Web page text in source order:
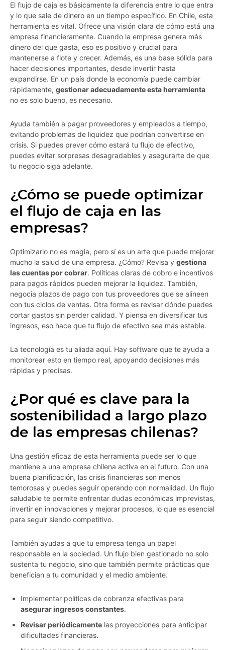
El flujo de caja es básicamente la diferencia entre lo que entra
y lo que sale de dinero en un tiempo específico. En Chile, esta
herramienta es vital. Ofrece una visión clara de cómo está una
empresa financieramente. Cuando la empresa genera más
dinero del que gasta, eso es positivo y crucial para
mantenerse a flote y crecer. Además, es una base sólida para
hacer decisiones importantes, desde invertir hasta
expandirse. En un país donde la economía puede cambiar
rápidamente, gestionar adecuadamente esta herramienta
no es solo bueno, es necesario.
Ayuda también a pagar proveedores y empleados a tiempo,
evitando problemas de liquidez que podrían convertirse en
crisis. Si puedes prever cómo estará tu flujo de efectivo,
puedes evitar sorpresas desagradables y asegurarte de que
tu negocio siga adelante.
¿Cómo se puede optimizar
el flujo de caja en las
empresas?
Optimizarlo no es magia, pero sí es un arte que puede mejorar
mucho la salud de una empresa. ¿Cómo? Revisa y gestiona
las cuentas por cobrar. Políticas claras de cobro e incentivos
para pagos rápidos pueden mejorar la liquidez. También,
negocia plazos de pago con tus proveedores que se alineen
con tus ciclos de ventas. Otra forma es revisar dónde puedes
cortar gastos sin perder calidad. Y piensa en diversificar tus
ingresos, eso hace que tu flujo de efectivo sea más estable.
La tecnología es tu aliada aquí. Hay software que te ayuda a
monitorear esto en tiempo real, apoyando decisiones más
rápidas y precisas.
¿Por qué es clave para la
sostenibilidad a largo plazo
de las empresas chilenas?
Una gestión eficaz de esta herramienta puede ser lo que
mantiene a una empresa chilena activa en el futuro. Con una
buena planificación, las crisis financieras son menos
temorosas y puedes seguir operando con normalidad. Un flujo
saludable te permite enfrentar dudas económicas imprevistas,
invertir en innovaciones y mejorar procesos, lo que es esencial
para seguir siendo competitivo.
También ayudas a que tu empresa tenga un papel
responsable en la sociedad. Un flujo bien gestionado no solo
sustenta tu negocio, sino que también permite prácticas que
benefician a tu comunidad y el medio ambiente.
Implementar políticas de cobranza efectivas para
asegurar ingresos constantes.
Revisar periódicamente las proyecciones para anticipar
dificultades financieras.